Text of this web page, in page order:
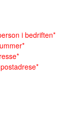
i bedriften*